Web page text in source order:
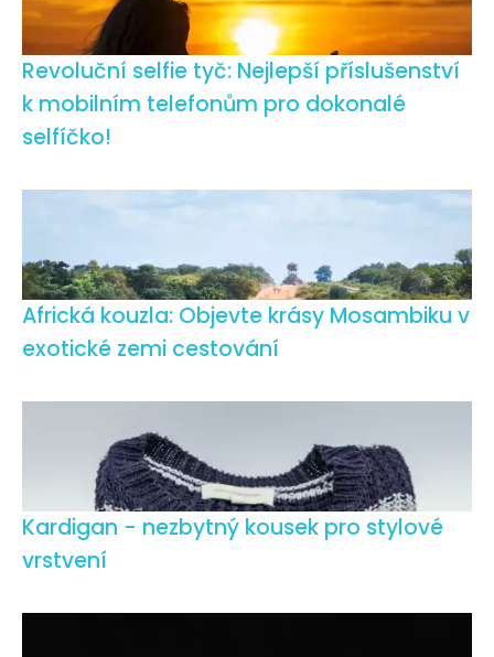
Revoluční selfie tyč: Nejlepší příslušenství
k mobilním telefonům pro dokonalé
selfíčko!
Africká kouzla: Objevte krásy Mosambiku v
exotické zemi cestování
Kardigan - nezbytný kousek pro stylové
vrstvení